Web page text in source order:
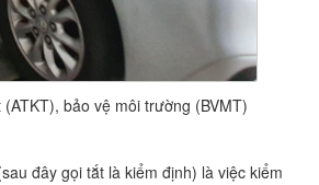
bảo vệ môi trường (BVMT)
đây gọi tắt là kiểm định) là việc kiểm